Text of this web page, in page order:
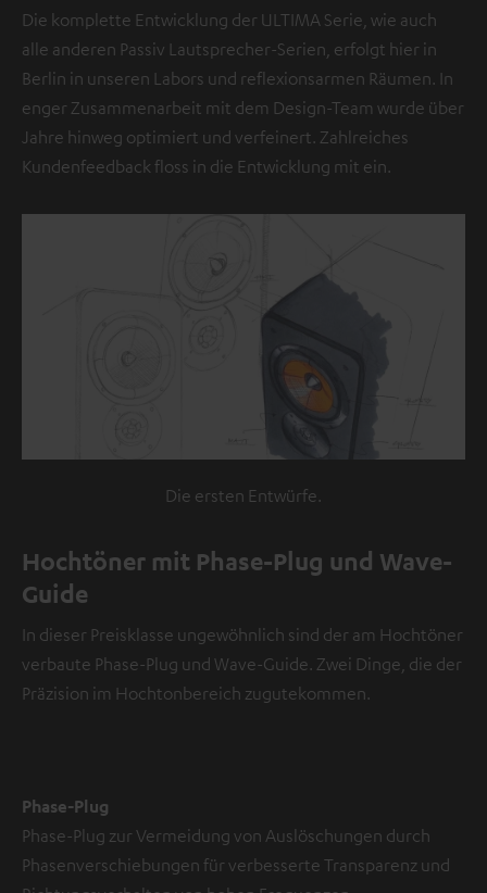
Die komplette Entwicklung der ULTIMA Serie, wie auch
alle anderen Passiv Lautsprecher-Serien, erfolgt hier in
Berlin in unseren Labors und reflexionsarmen Räumen. In
enger Zusammenarbeit mit dem Design-Team wurde über
Jahre hinweg optimiert und verfeinert. Zahlreiches
Kundenfeedback floss in die Entwicklung mit ein.
Die ersten Entwürfe.
Hochtöner mit Phase-Plug und Wave-
Guide
In dieser Preisklasse ungewöhnlich sind der am Hochtöner
verbaute Phase-Plug und Wave-Guide. Zwei Dinge, die der
Präzision im Hochtonbereich zugutekommen.
Phase-Plug
Phase-Plug zur Vermeidung von Auslöschungen durch
Phasenverschiebungen für verbesserte Transparenz und